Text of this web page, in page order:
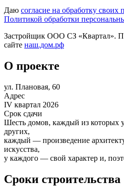
Даю согласие на обработку
Политикой обработки
Застройщик ООО СЗ «Квартал».
сайте наш.дом.рф
О проекте
ул. Плановая, 60
Адрес
IV квартал 2026
Срок сдачи
Шесть домов, каждый из которых
других,
каждый — произведение
искусства,
у каждого — свой характер и,
Сроки строительства